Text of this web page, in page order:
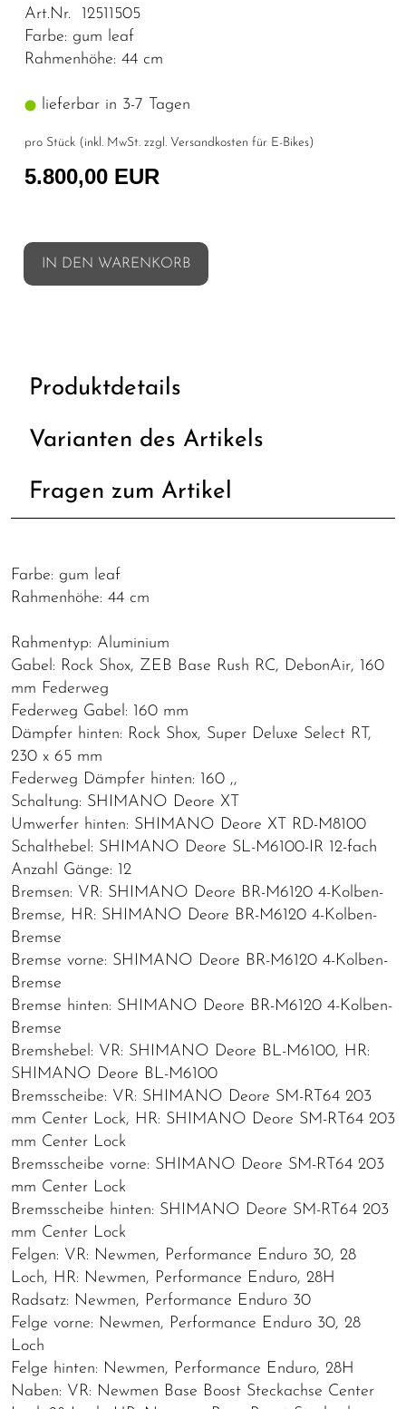
Art.Nr. 12511505
Farbe: gum leaf
Rahmenhöhe: 44 cm
lieferbar in 3-7 Tagen
pro Stück (inkl. MwSt. zzgl. Versandkosten für E-Bikes)
5.800,00 EUR
IN DEN WARENKORB
Produktdetails
Varianten des Artikels
Fragen zum Artikel
Farbe: gum leaf
Rahmenhöhe: 44 cm
Rahmentyp: Aluminium
Gabel: Rock Shox, ZEB Base Rush RC, DebonAir, 160
mm Federweg
Federweg Gabel: 160 mm
Dämpfer hinten: Rock Shox, Super Deluxe Select RT,
230 x 65 mm
Federweg Dämpfer hinten: 160 ,,
Schaltung: SHIMANO Deore XT
Umwerfer hinten: SHIMANO Deore XT RD-M8100
Schalthebel: SHIMANO Deore SL-M6100-IR 12-fach
Anzahl Gänge: 12
Bremsen: VR: SHIMANO Deore BR-M6120 4-Kolben-
Bremse, HR: SHIMANO Deore BR-M6120 4-Kolben-
Bremse
Bremse vorne: SHIMANO Deore BR-M6120 4-Kolben-
Bremse
Bremse hinten: SHIMANO Deore BR-M6120 4-Kolben-
Bremse
Bremshebel: VR: SHIMANO Deore BL-M6100, HR:
SHIMANO Deore BL-M6100
Bremsscheibe: VR: SHIMANO Deore SM-RT64 203
mm Center Lock, HR: SHIMANO Deore SM-RT64 203
mm Center Lock
Bremsscheibe vorne: SHIMANO Deore SM-RT64 203
mm Center Lock
Bremsscheibe hinten: SHIMANO Deore SM-RT64 203
mm Center Lock
Felgen: VR: Newmen, Performance Enduro 30, 28
Loch, HR: Newmen, Performance Enduro, 28H
Radsatz: Newmen, Performance Enduro 30
Felge vorne: Newmen, Performance Enduro 30, 28
Loch
Felge hinten: Newmen, Performance Enduro, 28H
Naben: VR: Newmen Base Boost Steckachse Center